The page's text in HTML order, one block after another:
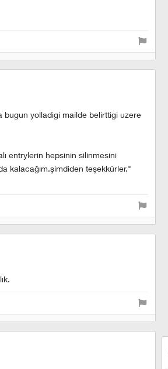
yolladigi mailde belirttigi uzere
entrylerin hepsinin silinmesini
kalacağım.şimdiden teşekkürler."